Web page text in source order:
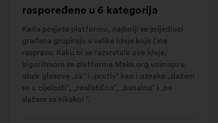
raspoređene u 6 kategorija
Kada posjete platformu, najbolji se prijedlozi
građana grupiraju u velike ideje koje čine
raspravu. Kako bi se razvrstale ove ideje,
algoritmom se platforme Make.org uzimaju u
obzir glasove „za” i „protiv” kao i oznake „slažem
se u cijelosti”, „realistično”, „banalno” i „ne
slažem se nikako! ”.